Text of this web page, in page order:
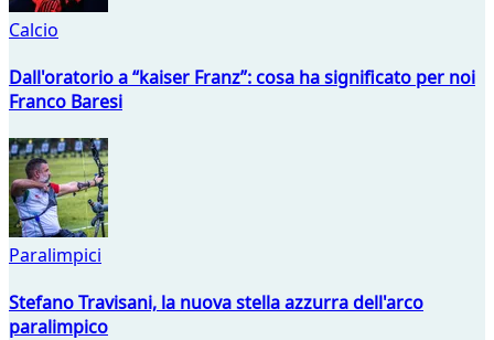
Calcio
Dall'oratorio a “kaiser Franz”: cosa ha significato per noi
Franco Baresi
Paralimpici
Stefano Travisani, la nuova stella azzurra dell'arco
paralimpico